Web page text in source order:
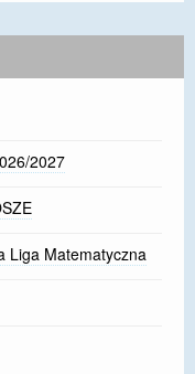
2027
Liga Matematyczna